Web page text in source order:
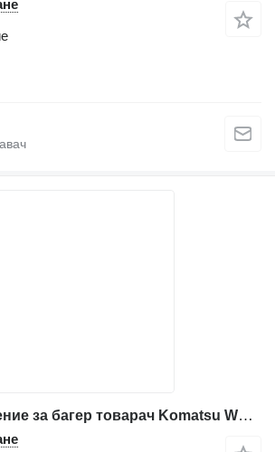
Блок за управление за багер товарач Komatsu WB93R-2